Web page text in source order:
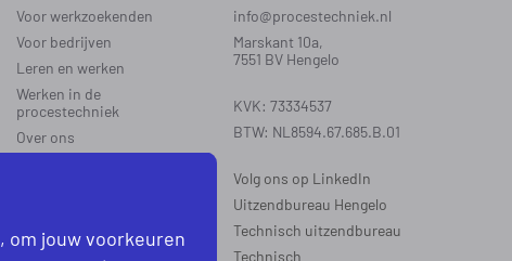
Voor werkzoekenden
Voor bedrijven
Leren en werken
Werken in de
procestechniek
Over ons
REGIO’S WERKZAAM
info@procestechniek.nl
Marskant 10a,
7551 BV Hengelo
KVK: 73334537
BTW: NL8594.67.685.B.01
Volg ons op LinkedIn
Uitzendbureau Hengelo
Technisch uitzendbureau
Technisch
jouw voorkeuren